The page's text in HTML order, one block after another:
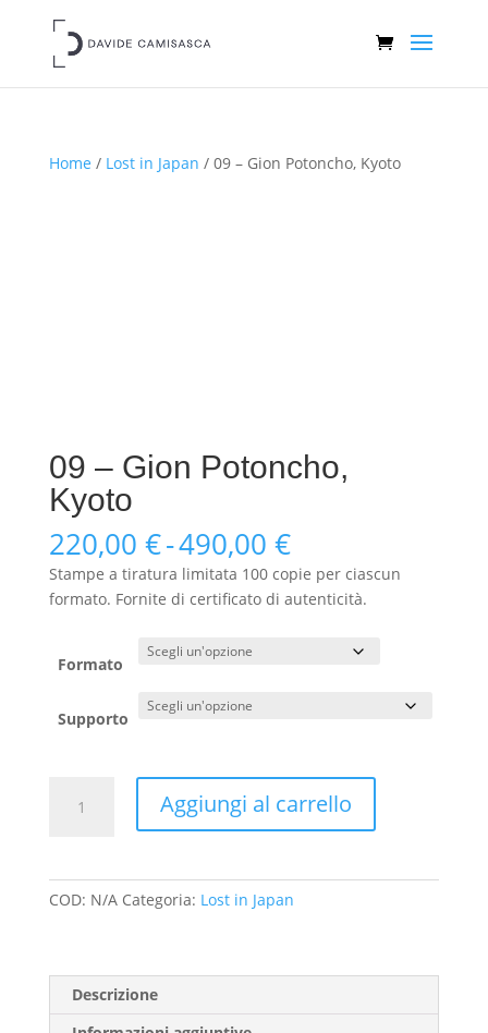
Home / Lost in Japan / 09 – Gion Potoncho, Kyoto
09 – Gion Potoncho,
Kyoto
220,00 €-490,00 €Fascia
di
prezzo:
da
220,00 €
Stampe a tiratura limitata 100 copie per ciascun
formato. Fornite di certificato di autenticità.
Formato
Supporto
Aggiungi al carrello
COD: N/A Categoria: Lost in Japan
Descrizione